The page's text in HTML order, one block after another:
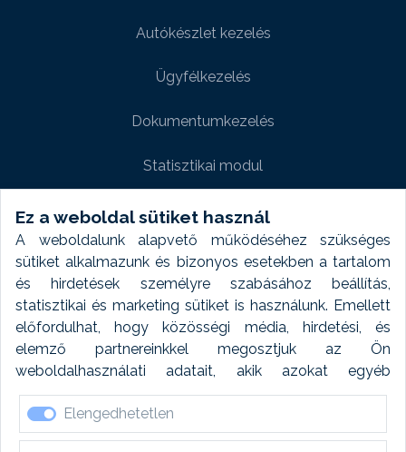
Ez a weboldal sütiket használ
A weboldalunk alapvető működéséhez szükséges
sütiket alkalmazunk és bizonyos esetekben a tartalom
és hirdetések személyre szabásához beállítás,
statisztikai és marketing sütiket is használunk. Emellett
előfordulhat, hogy közösségi média, hirdetési, és
elemző partnereinkkel megosztjuk az Ön
weboldalhasználati adatait, akik azokat egyéb
forrásokból gyűjtött adatokkal kombinálhatják. A sütik
elfogadásával kapcsolatosan naplózást végzünk és
ezen adatokat 6 hónap után automatikusan töröljük. A
Elengedhetetlen
Autókészlet kezelés
Ügyfélkezelés
Dokumentumkezelés
Statisztikai modul
Weboldal modul
Fényképtár extra modul
Autómosó modul
Feladatütemezés